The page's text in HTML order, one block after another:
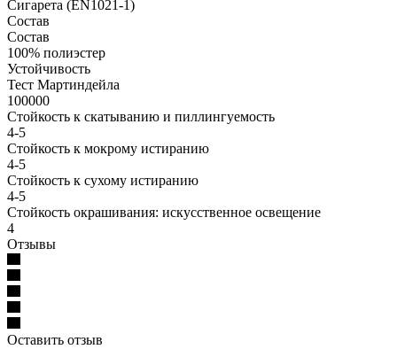
Сигарета (EN1021-1)
Состав
Состав
100% полиэстер
Устойчивость
Тест Мартиндейла
100000
Стойкость к скатыванию и пиллингуемость
4-5
Стойкость к мокрому истиранию
4-5
Стойкость к сухому истиранию
4-5
Стойкость окрашивания: искусственное освещение
4
Отзывы
Оставить отзыв